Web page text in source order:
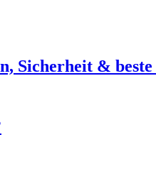
Sicherheit &